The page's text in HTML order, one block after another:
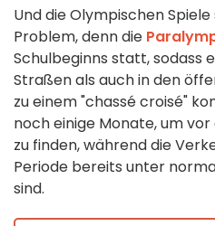
Und die Olympischen
Problem, denn die
Schulbeginns statt, sodass
Straßen als auch in den
zu einem "chassé croisé"
noch einige Monate, um
zu finden, während die
Periode bereits unter
sind.